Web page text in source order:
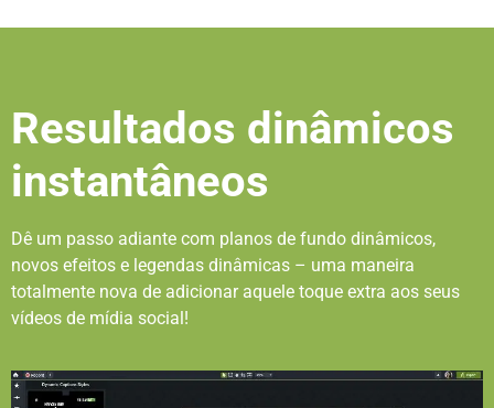
Resultados dinâmicos
instantâneos
Dê um passo adiante com planos de fundo dinâmicos,
novos efeitos e legendas dinâmicas – uma maneira
totalmente nova de adicionar aquele toque extra aos seus
vídeos de mídia social!